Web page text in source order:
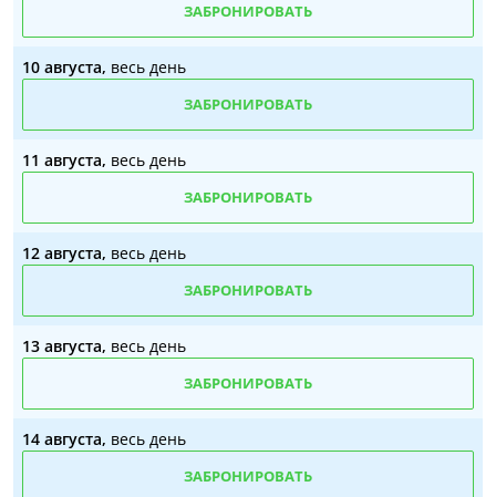
ЗАБРОНИРОВАТЬ
10 августа, весь день
ЗАБРОНИРОВАТЬ
11 августа, весь день
ЗАБРОНИРОВАТЬ
12 августа, весь день
ЗАБРОНИРОВАТЬ
13 августа, весь день
ЗАБРОНИРОВАТЬ
14 августа, весь день
ЗАБРОНИРОВАТЬ